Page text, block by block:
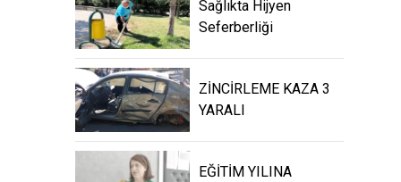
Sağlıkta Hijyen
Seferberliği
ZİNCİRLEME KAZA 3
YARALI
EĞİTİM YILINA